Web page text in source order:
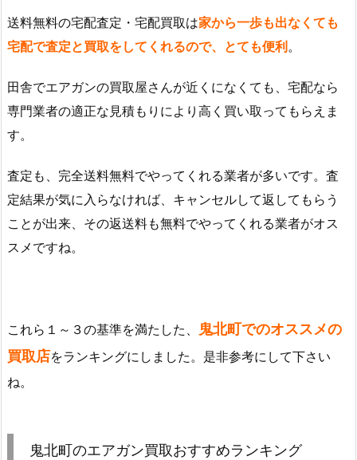
送料無料の宅配査定・宅配買取は家から一歩も出なくても
宅配で査定と買取をしてくれるので、とても便利。
田舎でエアガンの買取屋さんが近くになくても、宅配なら
専門業者の適正な見積もりにより高く買い取ってもらえま
す。
査定も、完全送料無料でやってくれる業者が多いです。査
定結果が気に入らなければ、キャンセルして返してもらう
ことが出来、その返送料も無料でやってくれる業者がオス
スメですね。
これら１～３の基準を満たした、
鬼北町でのオススメの
買取店をランキングにしました。是非参考にして下さい
ね。
鬼北町のエアガン買取おすすめランキング